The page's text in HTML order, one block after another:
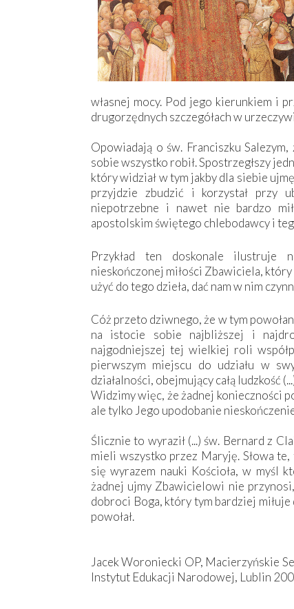
własnej mocy. Pod jego kierunkiem i
drugorzędnych szczegółach w
Opowiadają o św. Franciszku
sobie wszystko robił. Spostrzegłszy
który widział w tym jakby dla siebie
przyjdzie zbudzić i korzystał przy
niepotrzebne i nawet nie bardzo
apostolskim świętego chlebodawcy i
Przykład ten doskonale ilustruje
nieskończonej miłości Zbawiciela, który
użyć do tego dzieła, dać nam w nim
Cóż przeto dziwnego, że w tym
na istocie sobie najbliższej i
najgodniejszej tej wielkiej roli
pierwszym miejscu do udziału w
działalności, obejmujący całą ludzkość
Widzimy więc, że żadnej konieczności
ale tylko Jego upodobanie
Ślicznie to wyraził (...) św. Bernard z
mieli wszystko przez Maryję. Słowa
się wyrazem nauki Kościoła, w myśl
żadnej ujmy Zbawicielowi nie
dobroci Boga, który tym bardziej miłuje
powołał.
Jacek Woroniecki OP, Macierzyńskie
Instytut Edukacji Narodowej, Lublin